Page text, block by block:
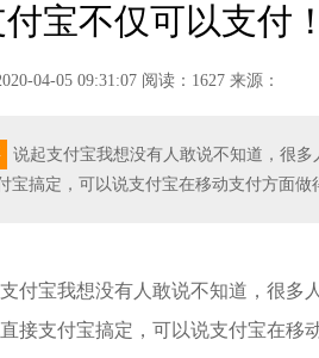
付宝不仅可以支付
04-05 09:31:07 阅读：1627 来源：
说起支付宝我想没有人敢说不知道，很
宝搞定，可以说支付宝在移动支付方面做
付宝我想没有人敢说不知道，很多
接支付宝搞定，可以说支付宝在移